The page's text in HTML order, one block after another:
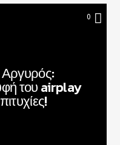
0
του airplay